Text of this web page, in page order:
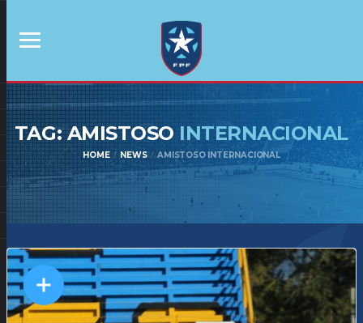
TAG: AMISTOSOINTERNACIONAL
HOME NEWS AMISTOSO INTERNACIONAL